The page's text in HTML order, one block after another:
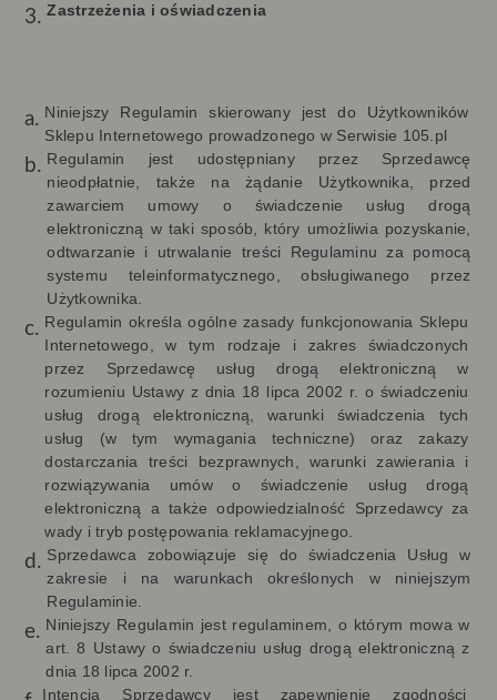
Zastrzeżenia i oświadczenia
Niniejszy Regulamin skierowany jest do Użytkowników
Sklepu Internetowego prowadzonego w Serwisie 105.pl
Regulamin jest udostępniany przez Sprzedawcę
nieodpłatnie, także na żądanie Użytkownika, przed
zawarciem umowy o świadczenie usług drogą
elektroniczną w taki sposób, który umożliwia pozyskanie,
odtwarzanie i utrwalanie treści Regulaminu za pomocą
systemu teleinformatycznego, obsługiwanego przez
Użytkownika.
Regulamin określaogólne zasady funkcjonowania Sklepu
Internetowego, w tym rodzaje i zakres świadczonych
przez Sprzedawcę usług drogą elektroniczną w
rozumieniu Ustawy z dnia 18 lipca 2002 r. o świadczeniu
usług drogą elektroniczną, warunki świadczenia tych
usług (w tym wymagania techniczne) oraz zakazy
dostarczania treści bezprawnych, warunki zawierania i
rozwiązywania umów o świadczenie usług drogą
elektroniczną a także odpowiedzialność Sprzedawcy za
wady i tryb postępowania reklamacyjnego.
Sprzedawca zobowiązuje się do świadczenia Usług w
zakresie i na warunkach określonych w niniejszym
Regulaminie.
Niniejszy Regulamin jest regulaminem, o którym mowa w
art. 8 Ustawy o świadczeniu usług drogą elektroniczną z
dnia 18 lipca 2002 r.
Intencją Sprzedawcy jest zapewnienie zgodności